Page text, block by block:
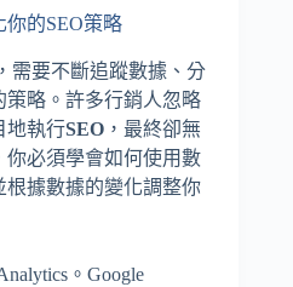
的SEO策略
需要不斷追蹤數據、分
略。許多行銷人忽略
地執行SEO ，最終卻無
你必須學會如何使用數
根據數據的變化調整你
。Google